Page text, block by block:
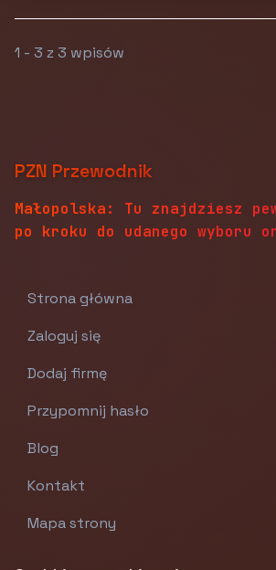
1 - 3 z 3 wpisów
PZN Przewodnik
Małopolska: Tu znajdziesz
po kroku do udanego wyboru
Strona główna
Zaloguj się
Dodaj firmę
Przypomnij hasło
Blog
Kontakt
Mapa strony